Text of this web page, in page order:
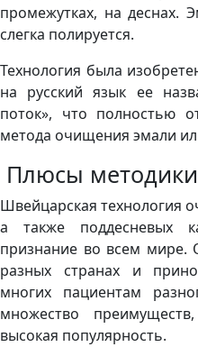
промежутках, на деснах.
слегка полируется.
Технология была
на русский язык ее
поток», что полностью
метода очищения эмали
Плюсы
Швейцарская технология
а также поддесневых
признание во всем мире.
разных странах и
многих пациентам
множество
высокая популярность.